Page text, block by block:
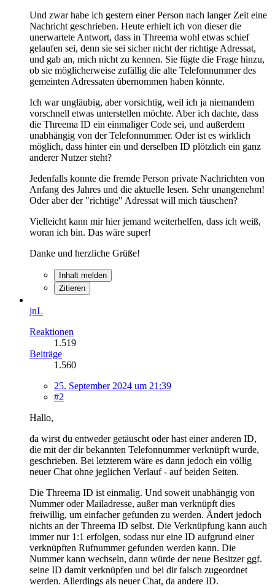
Und zwar habe ich gestern einer Person nach langer Zeit eine
Nachricht geschrieben. Heute erhielt ich von dieser die
unerwartete Antwort, dass in Threema wohl etwas schief
gelaufen sei, denn sie sei sicher nicht der richtige Adressat,
und gab an, mich nicht zu kennen. Sie fügte die Frage hinzu,
ob sie möglicherweise zufällig die alte Telefonnummer des
gemeinten Adressaten übernommen haben könnte.
Ich war ungläubig, aber vorsichtig, weil ich ja niemandem
vorschnell etwas unterstellen möchte. Aber ich dachte, dass
die Threema ID ein einmaliger Code sei, und außerdem
unabhängig von der Telefonnummer. Oder ist es wirklich
möglich, dass hinter ein und derselben ID plötzlich ein ganz
anderer Nutzer steht?
Jedenfalls konnte die fremde Person private Nachrichten von
Anfang des Jahres und die aktuelle lesen. Sehr unangenehm!
Oder aber der "richtige" Adressat will mich täuschen?
Vielleicht kann mir hier jemand weiterhelfen, dass ich weiß,
woran ich bin. Das wäre super!
Danke und herzliche Grüße!
Inhalt melden
Zitieren
jnL
Reaktionen
1.519
Beiträge
1.560
25. September 2024 um 21:39
#2
Hallo,
da wirst du entweder getäuscht oder hast einer anderen ID,
die mit der dir bekannten Telefonnummer verknüpft wurde,
geschrieben. Bei letzterem wäre es dann jedoch ein völlig
neuer Chat ohne jeglichen Verlauf - auf beiden Seiten.
Die Threema ID ist einmalig. Und soweit unabhängig von
Nummer oder Mailadresse, außer man verknüpft dies
freiwillig, um einfacher gefunden zu werden. Ändert jedoch
nichts an der Threema ID selbst. Die Verknüpfung kann auch
immer nur 1:1 erfolgen, sodass nur eine ID aufgrund einer
verknüpften Rufnummer gefunden werden kann. Die
Nummer kann wechseln, dann würde der neue Besitzer ggf.
seine ID damit verknüpfen und bei dir falsch zugeordnet
werden. Allerdings als neuer Chat, da andere ID.